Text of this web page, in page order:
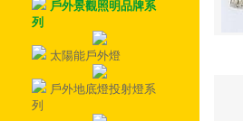
戶外景觀照明品牌系
列
太陽能戶外燈
戶外地底燈投射燈系
列